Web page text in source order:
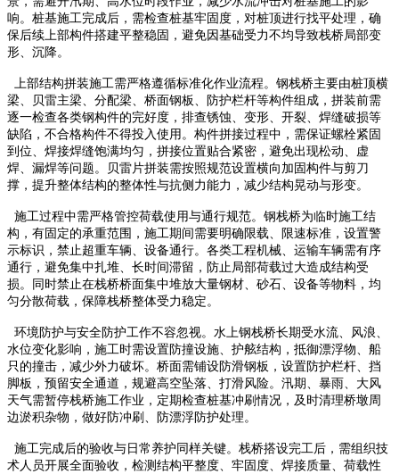
响。桩基施工完成后，需检查桩基牢固度，对桩顶进行找平处理，确
保后续上部构件搭建平整稳固，避免因基础受力不均导致栈桥局部变
形、沉降。
上部结构拼装施工需严格遵循标准化作业流程。钢栈桥主要由桩顶横
梁、贝雷主梁、分配梁、桥面钢板、防护栏杆等构件组成，拼装前需
逐一检查各类钢构件的完好度，排查锈蚀、变形、开裂、焊缝破损等
缺陷，不合格构件不得投入使用。构件拼接过程中，需保证螺栓紧固
到位、焊接焊缝饱满均匀，拼接位置贴合紧密，避免出现松动、虚
焊、漏焊等问题。贝雷片拼装需按照规范设置横向加固构件与剪刀
撑，提升整体结构的整体性与抗侧力能力，减少结构晃动与形变。
施工过程中需严格管控荷载使用与通行规范。钢栈桥为临时施工结
构，有固定的承重范围，施工期间需要明确限载、限速标准，设置警
示标识，禁止超重车辆、设备通行。各类工程机械、运输车辆需有序
通行，避免集中扎堆、长时间滞留，防止局部荷载过大造成结构受
损。同时禁止在栈桥桥面集中堆放大量钢材、砂石、设备等物料，均
匀分散荷载，保障栈桥整体受力稳定。
环境防护与安全防护工作不容忽视。水上钢栈桥长期受水流、风浪、
水位变化影响，施工时需设置防撞设施、护舷结构，抵御漂浮物、船
只的撞击，减少外力破坏。桥面需铺设防滑钢板，设置防护栏杆、挡
脚板，预留安全通道，规避高空坠落、打滑风险。汛期、暴雨、大风
天气需暂停栈桥施工作业，定期检查桩基冲刷情况，及时清理桥墩周
边淤积杂物，做好防冲刷、防漂浮防护处理。
施工完成后的验收与日常养护同样关键。栈桥搭设完工后，需组织技
术人员开展全面验收，检测结构平整度、牢固度、焊接质量、荷载性